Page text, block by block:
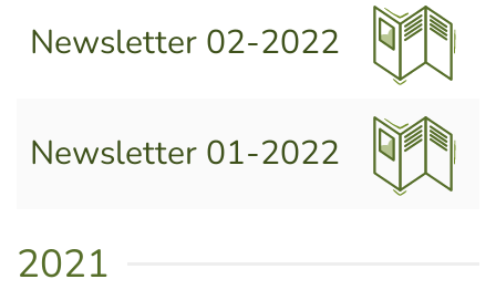
Newsletter 02-2022
Newsletter 01-2022
2021